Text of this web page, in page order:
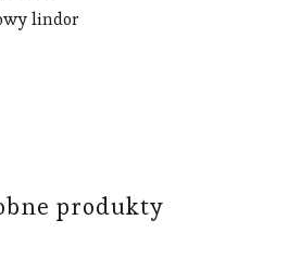
lindor
produkty